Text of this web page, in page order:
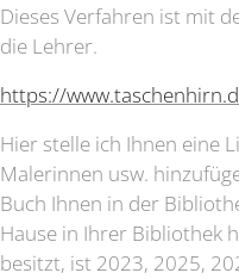
Dieses Verfahren ist mit
die Lehrer.
https://
Hier stelle ich Ihnen eine
Malerinnen usw.
Buch Ihnen in der
Hause in Ihrer Bibliothek
besitzt, ist 2023, 2025,